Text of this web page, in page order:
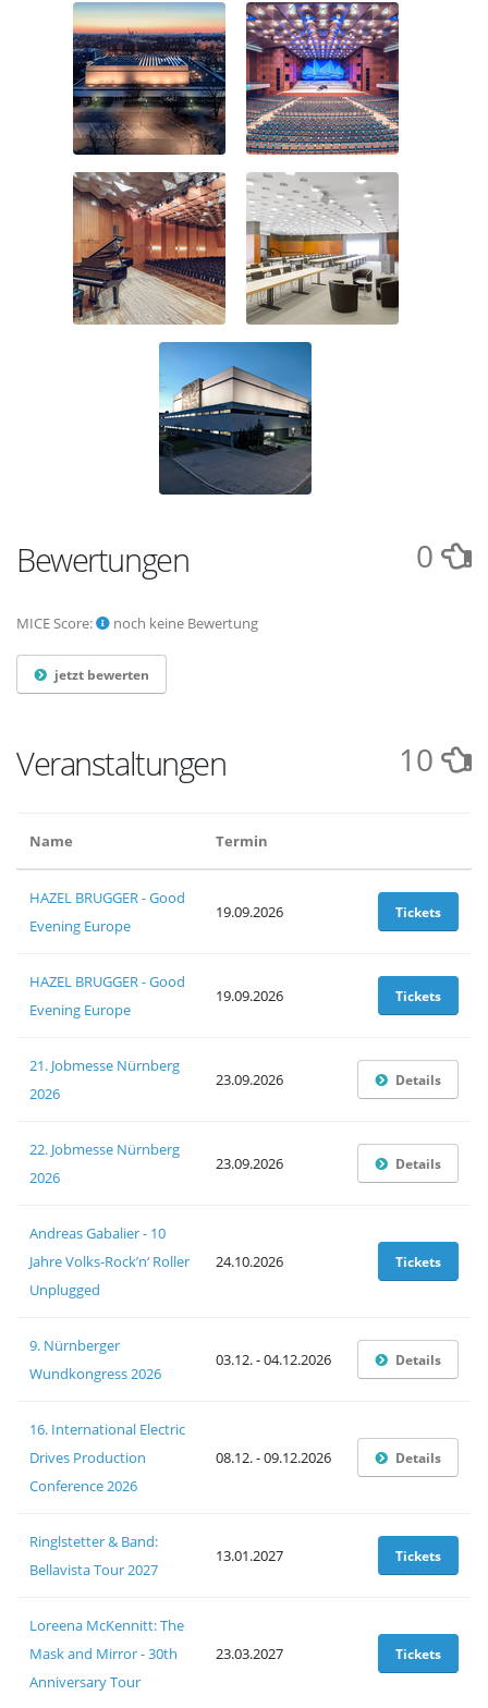
Bewertungen 0
MICE Score: noch keine Bewertung
jetzt bewerten
Veranstaltungen 10
Name Termin
HAZEL BRUGGER - Good
Evening Europe
19.09.2026 Tickets
HAZEL BRUGGER - Good
Evening Europe
19.09.2026 Tickets
21. Jobmesse Nürnberg
2026
23.09.2026 Details
22. Jobmesse Nürnberg
2026
23.09.2026 Details
Andreas Gabalier - 10
Jahre Volks-Rock’n‘ Roller
Unplugged
24.10.2026 Tickets
9. Nürnberger
Wundkongress 2026
03.12. - 04.12.2026 Details
16. International Electric
Drives Production
Conference 2026
08.12. - 09.12.2026 Details
Ringlstetter & Band:
Bellavista Tour 2027
13.01.2027 Tickets
Loreena McKennitt: The
Mask and Mirror - 30th
Anniversary Tour
23.03.2027 Tickets